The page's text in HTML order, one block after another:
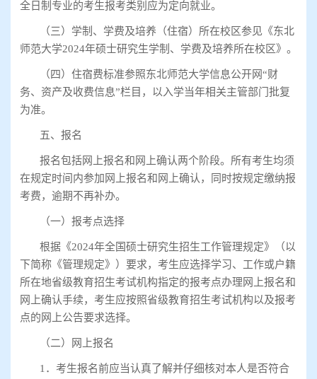
全日制专业的考生报考类别应为定向就业。
（三）学制、学费及培养（住宿）所在校区参见《东北
师范大学2024年硕士研究生学制、学费及培养所在校区》。
（四）住宿费标准参照东北师范大学信息公开网“财
务、资产及收费信息”栏目，以入学当年相关主管部门批复
为准。
五、报名
报名包括网上报名和网上确认两个阶段。所有考生均须
在规定时间内参加网上报名和网上确认，同时按规定缴纳报
考费，逾期不再补办。
（一）报考点选择
根据《2024年全国硕士研究生招生工作管理规定》（以
下简称《管理规定》）要求，考生应选择学习、工作或户籍
所在地省级教育招生考试机构指定的报考点办理网上报名和
网上确认手续，考生应按照省级教育招生考试机构以及报考
点的网上公告要求选择。
（二）网上报名
1 ．考生报名前应当认真了解并仔细核对本人是否符合